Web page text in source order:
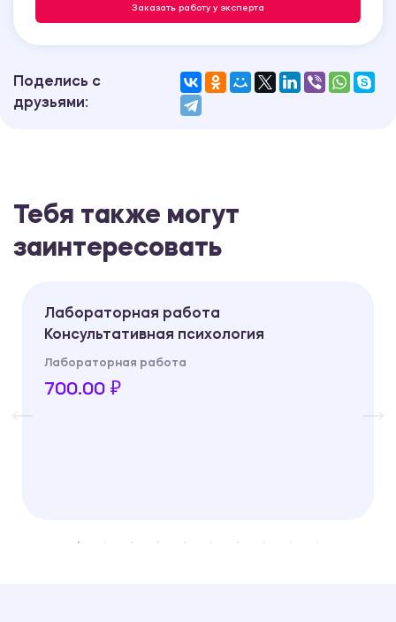
Заказать работу у эксперта
Поделись с
друзьями:
Тебя также могут
заинтересовать
Лабораторная работа
Консультативная психология
Лабораторная работа
700.00 ₽